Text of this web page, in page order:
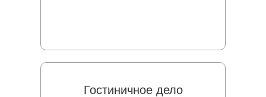
Гостиничное дело